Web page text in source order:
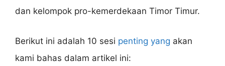
dan kelompok pro-kemerdekaan Timor Timur.
Berikut ini adalah 10 sesi penting yang akan
kami bahas dalam artikel ini: